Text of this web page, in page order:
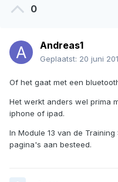
0
Andreas1
Geplaatst: 20 juni
Of het gaat met een
Het werkt anders wel prima
iphone of ipad.
In Module 13 van de
pagina's aan besteed.